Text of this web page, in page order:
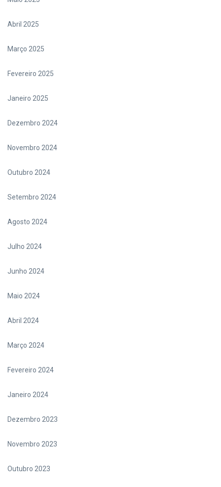
Abril 2025
Março 2025
Fevereiro 2025
Janeiro 2025
Dezembro 2024
Novembro 2024
Outubro 2024
Setembro 2024
Agosto 2024
Julho 2024
Junho 2024
Maio 2024
Abril 2024
Março 2024
Fevereiro 2024
Janeiro 2024
Dezembro 2023
Novembro 2023
Outubro 2023